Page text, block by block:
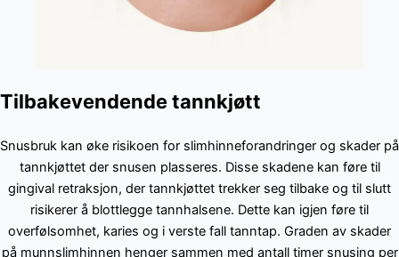
Tilbakevendende tannkjøtt
Snusbruk kan øke risikoen for slimhinneforandringer og skader på
tannkjøttet der snusen plasseres. Disse skadene kan føre til
gingival retraksjon, der tannkjøttet trekker seg tilbake og til slutt
risikerer å blottlegge tannhalsene. Dette kan igjen føre til
overfølsomhet, karies og i verste fall tanntap. Graden av skader
på munnslimhinnen henger sammen med antall timer snusing per